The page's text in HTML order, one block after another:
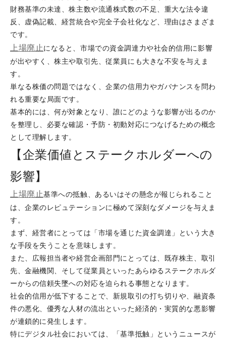
財務基準の未達、株主数や流通株式数の不足、重大な法令違
反、虚偽記載、経営統合や完全子会社化など、理由はさまざま
です。
上場廃止になると、市場での資金調達力や社会的信用に影響
が出やすく、株主や取引先、従業員にも大きな不安を与えま
す。
単なる株価の問題ではなく、企業の信用力やガバナンスを問わ
れる重要な局面です。
基本的には、何が対象となり、誰にどのような影響が出るのか
を整理し、必要な確認・予防・初動対応につなげるための概念
として理解します。
【企業価値とステークホルダーへの
影響】
上場廃止基準への抵触、あるいはその懸念が報じられること
は、企業のレピュテーションに極めて深刻なダメージを与えま
す。
まず、経営者にとっては「市場を通じた資金調達」という大き
な手段を失うことを意味します。
また、広報担当者や経営企画部門にとっては、既存株主、取引
先、金融機関、そして従業員といったあらゆるステークホルダ
ーからの信頼失墜への対応を迫られる事態となります。
社会的信用が低下することで、新規取引の打ち切りや、融資条
件の悪化、優秀な人材の流出といった経済的・実質的な悪影響
が連鎖的に発生します。
特にデジタル社会においては、「基準抵触」というニュースが